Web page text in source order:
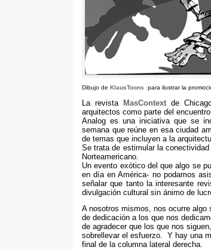
Dibujo de KlausToons para ilustrar la
La revista MasContext de
arquitectos como parte del encuentro
Analog es una iniciativa que se
semana que reúne en esa ciudad
de temas que incluyen a la
Se trata de estimular la
Norteamericano
Un evento exótico del que algo se
en día en América- no podamos
señalar que tanto la interesante
divulgación cultural sin ánimo de
A nosotros mismos, nos ocurre algo
de dedicación a los que nos
de agradecer que los que nos siguen,
sobrellevar el esfuerzo. Y hay una
final de la columna lateral derecha.